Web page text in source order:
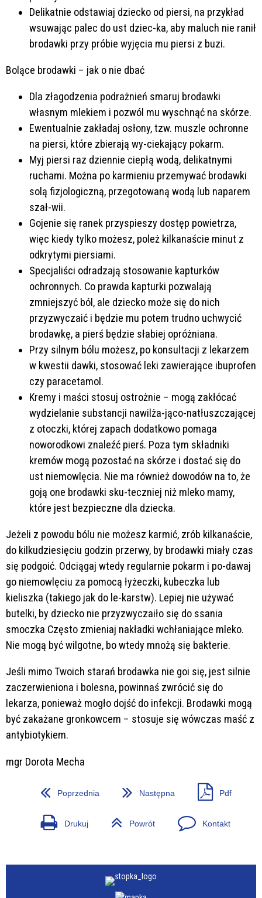
Delikatnie odstawiaj dziecko od piersi, na przykład
wsuwając palec do ust dziec-ka, aby maluch nie ranił
brodawki przy próbie wyjęcia mu piersi z buzi.
Bolące brodawki – jak o nie dbać
Dla złagodzenia podrażnień smaruj brodawki
własnym mlekiem i pozwól mu wyschnąć na skórze.
Ewentualnie zakładaj osłony, tzw. muszle ochronne
na piersi, które zbierają wy-ciekający pokarm.
Myj piersi raz dziennie ciepłą wodą, delikatnymi
ruchami. Można po karmieniu przemywać brodawki
solą fizjologiczną, przegotowaną wodą lub naparem
szał-wii.
Gojenie się ranek przyspieszy dostęp powietrza,
więc kiedy tylko możesz, poleż kilkanaście minut z
odkrytymi piersiami.
Specjaliści odradzają stosowanie kapturków
ochronnych. Co prawda kapturki pozwalają
zmniejszyć ból, ale dziecko może się do nich
przyzwyczaić i będzie mu potem trudno uchwycić
brodawkę, a pierś będzie słabiej opróżniana.
Przy silnym bólu możesz, po konsultacji z lekarzem
w kwestii dawki, stosować leki zawierające ibuprofen
czy paracetamol.
Kremy i maści stosuj ostrożnie – mogą zakłócać
wydzielanie substancji nawilża-jąco-natłuszczającej
z otoczki, której zapach dodatkowo pomaga
noworodkowi znaleźć pierś. Poza tym składniki
kremów mogą pozostać na skórze i dostać się do
ust niemowlęcia. Nie ma również dowodów na to, że
goją one brodawki sku-teczniej niż mleko mamy,
które jest bezpieczne dla dziecka.
Jeżeli z powodu bólu nie możesz karmić, zrób kilkanaście,
do kilkudziesięciu godzin przerwy, by brodawki miały czas
się podgoić. Odciągaj wtedy regularnie pokarm i po-dawaj
go niemowlęciu za pomocą łyżeczki, kubeczka lub
kieliszka (takiego jak do le-karstw). Lepiej nie używać
butelki, by dziecko nie przyzwyczaiło się do ssania
smoczka Często zmieniaj nakładki wchłaniające mleko.
Nie mogą być wilgotne, bo wtedy mnożą się bakterie.
Jeśli mimo Twoich starań brodawka nie goi się, jest silnie
zaczerwieniona i bolesna, powinnaś zwrócić się do
lekarza, ponieważ mogło dojść do infekcji. Brodawki mogą
być zakażane gronkowcem – stosuje się wówczas maść z
antybiotykiem.
mgr Dorota Mecha
Poprzednia Następna Pdf
Drukuj Powrót Kontakt